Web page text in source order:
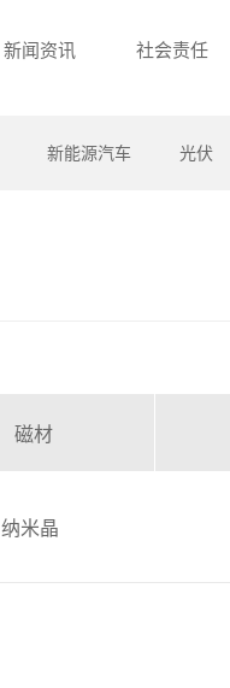
新闻资讯 社会责任
新能源汽车 光伏
磁材
纳米晶